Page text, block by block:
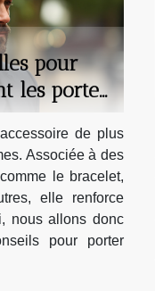
pour
les porter
?
de plus
Associée à des
le bracelet,
elle renforce
nous allons donc
pour porter